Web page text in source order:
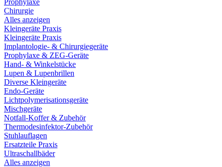
Prophylaxe
Chirurgie
Alles anzeigen
Kleingeräte Praxis
Kleingeräte Praxis
Implantologie- & Chirurgiegeräte
Prophylaxe & ZEG-Geräte
Hand- & Winkelstücke
Lupen & Lupenbrillen
Diverse Kleingeräte
Endo-Geräte
Lichtpolymerisationsgeräte
Mischgeräte
Notfall-Koffer & Zubehör
Thermodesinfektor-Zubehör
Stuhlauflagen
Ersatzteile Praxis
Ultraschallbäder
Alles anzeigen